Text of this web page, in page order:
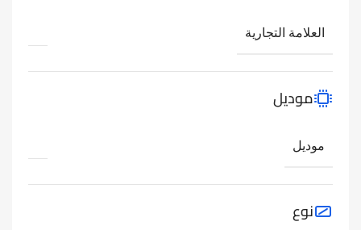
العلامة التجارية
موديل
موديل
نوع